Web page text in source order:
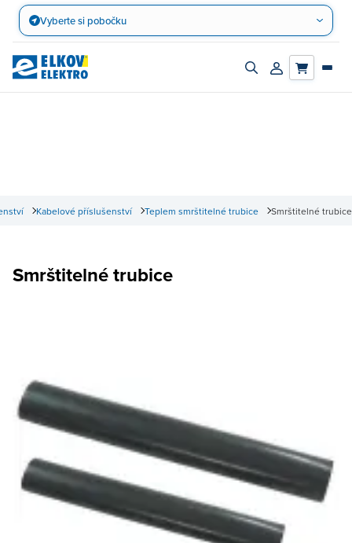
Přejít
obsah
Vyberte si pobočku
Zapnout/vypnout
Přihlásit/
Smrštitelné trubice
Teplem smrštitelné trubice
Kabelové příslušenství
Smrštitelné trubice